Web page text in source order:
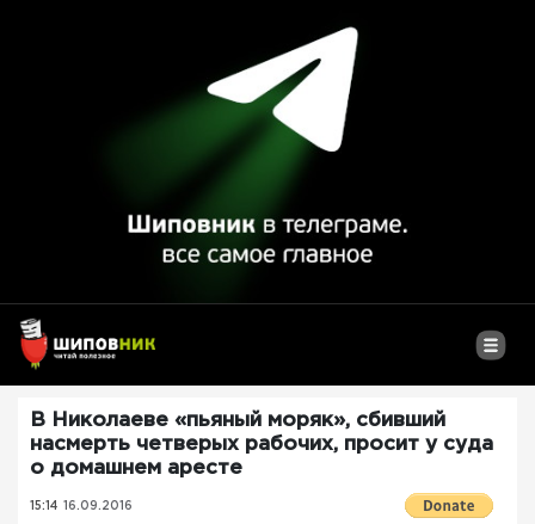
В Николаеве «пьяный моряк», сбивший
насмерть четверых рабочих, просит у суда
о домашнем аресте
15:14 16.09.2016